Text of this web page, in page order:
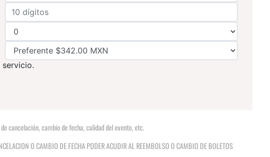
cancelación, cambio de fecha, calidad del evento, etc.
O CAMBIO DE FECHA PODER ACUDIR AL REEMBOLSO O CAMBIO DE BOLETOS